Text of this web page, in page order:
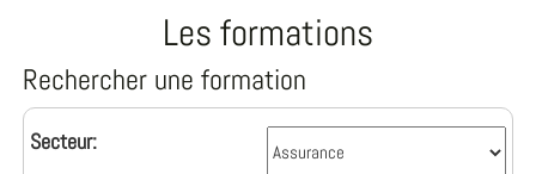
Les formations
Rechercher une formation
Secteur: